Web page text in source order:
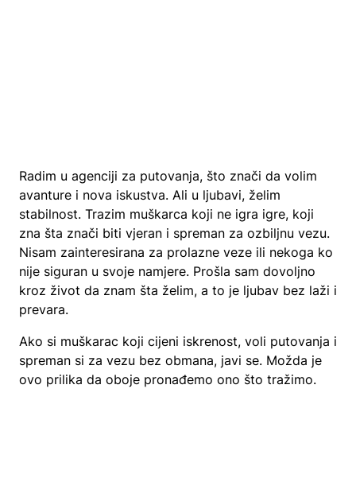
Radim u agenciji za putovanja, što znači da volim
avanture i nova iskustva. Ali u ljubavi, želim
stabilnost. Trazim muškarca koji ne igra igre, koji
zna šta znači biti vjeran i spreman za ozbiljnu vezu.
Nisam zainteresirana za prolazne veze ili nekoga ko
nije siguran u svoje namjere. Prošla sam dovoljno
kroz život da znam šta želim, a to je ljubav bez laži i
prevara.
Ako si muškarac koji cijeni iskrenost, voli putovanja i
spreman si za vezu bez obmana, javi se. Možda je
ovo prilika da oboje pronađemo ono što tražimo.